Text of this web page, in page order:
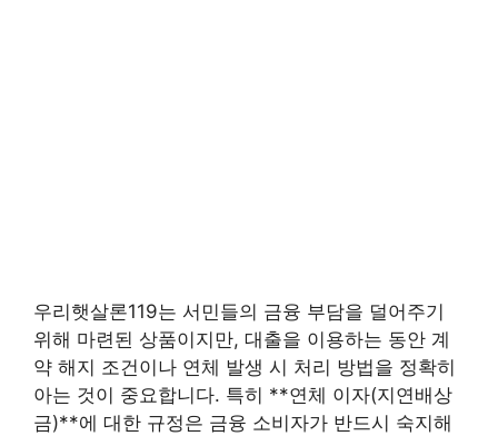
우리햇살론119는 서민들의 금융 부담을 덜어주기
위해 마련된 상품이지만, 대출을 이용하는 동안 계
약 해지 조건이나 연체 발생 시 처리 방법을 정확히
아는 것이 중요합니다. 특히 **연체 이자(지연배상
금)**에 대한 규정은 금융 소비자가 반드시 숙지해